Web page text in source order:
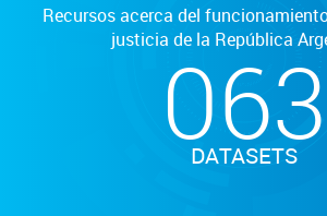
Recursos acerca del
justicia de la República
063
DATASETS